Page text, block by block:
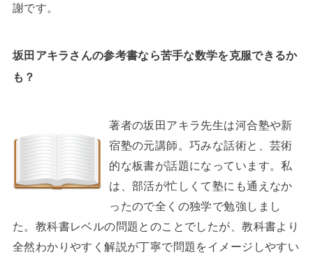
謝です。
坂田アキラさんの参考書なら苦手な数学を克服できるか
も？
著者の坂田アキラ先生は河合塾や新
宿塾の元講師。巧みな話術と、芸術
的な板書が話題になっています。私
は、部活が忙しくて塾にも通えなか
ったので全くの独学で勉強しまし
た。教科書レベルの問題とのことでしたが、教科書より
全然わかりやすく解説が丁寧で問題をイメージしやすい